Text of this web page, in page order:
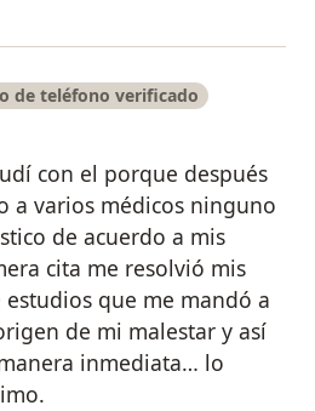
de teléfono verificado
con el porque después
a varios médicos ninguno
de acuerdo a mis
cita me resolvió mis
estudios que me mandó a
de mi malestar y así
inmediata… lo